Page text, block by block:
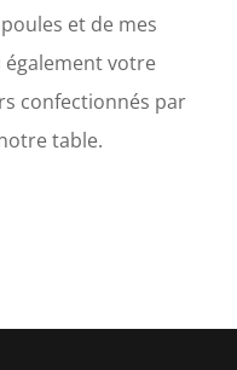
et de mes
également votre
confectionnés par
table.